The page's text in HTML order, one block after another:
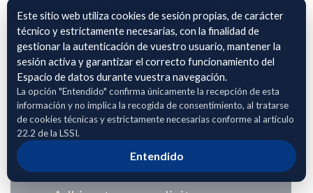
OLIVAR LA VICARÍA S.C.A.
El archivo adjunto contiene información georreferenciada
correspondiente a parcelas de cultivo de olivar, incluyendo la
identificación SIGPAC mediante polígono, parcela y recinto,
su localización geográfica precisa, la superficie cultivada
asociada a cada unidad de explotación y el régimen de
tenencia del cultivo (secano o regadío). Estos datos permiten
caracterizar de forma detallada la distribución territorial del
olivar y su tipología productiva.
Este sitio web utiliza cookies de sesión propias, de carácter
técnico y estrictamente necesarias, con la finalidad de
gestionar la autenticación de vuestro usuario, mantener la
sesión activa y garantizar el correcto funcionamiento del
Espacio de datos durante vuestra navegación.
La opción "Entendido" confirma únicamente la recepción de esta
información y no implica la recogida de consentimiento, al tratarse
de cookies técnicas y estrictamente necesarias conforme al artículo
22.2 de la LSSI.
Entendido